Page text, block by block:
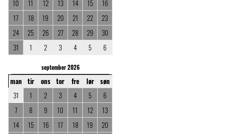
10
11 12 13 14 15
16
17
18 19 20 21 22
23
24
25 26 27 28 29
30
31
1 2 3 4 5 6
september 2026
man tir ons tor fre lør
søn
31
1 2 3 4 5
6
7
8 9 10 11 12
13
14
15 16 17 18 19
20